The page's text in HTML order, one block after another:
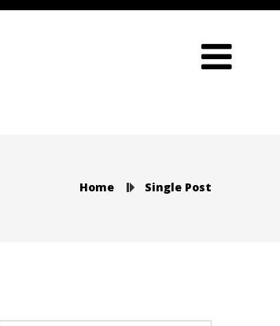
Home Single Post